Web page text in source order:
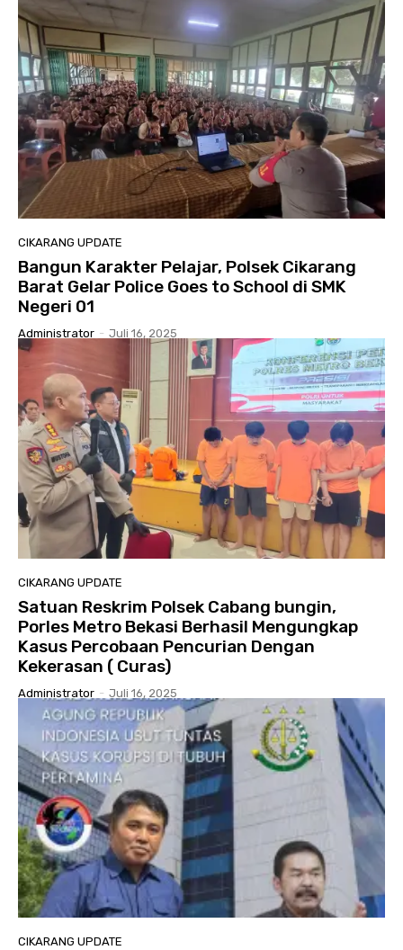
CIKARANG UPDATE
Bangun Karakter Pelajar, Polsek Cikarang
Barat Gelar Police Goes to School di SMK
Negeri 01
Administrator - Juli 16, 2025
CIKARANG UPDATE
Satuan Reskrim Polsek Cabang bungin,
Porles Metro Bekasi Berhasil Mengungkap
Kasus Percobaan Pencurian Dengan
Kekerasan ( Curas)
Administrator - Juli 16, 2025
CIKARANG UPDATE